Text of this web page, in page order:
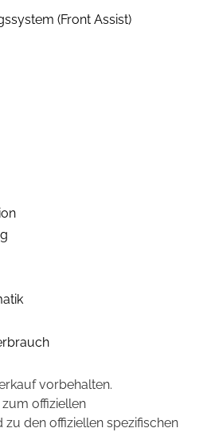
(Front Assist)
vorbehalten.
offiziellen
den offiziellen spezifischen